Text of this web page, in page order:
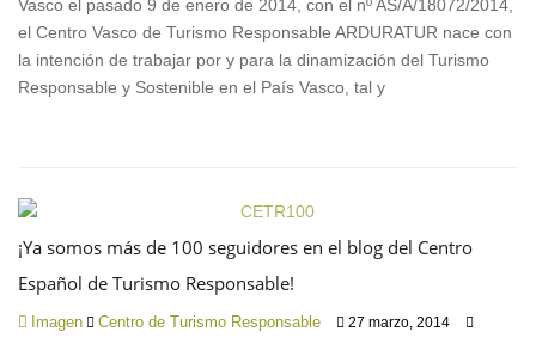
Vasco el pasado 9 de enero de 2014, con el nº AS/A/18072/2014,
el Centro Vasco de Turismo Responsable ARDURATUR nace con
la intención de trabajar por y para la dinamización del Turismo
Responsable y Sostenible en el País Vasco, tal y
¡Ya somos más de 100 seguidores en el blog del Centro
Español de Turismo Responsable!
Imagen Centro de Turismo Responsable 27 marzo, 2014